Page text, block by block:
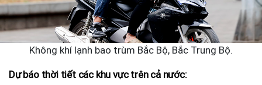
Không khí lạnh bao trùm Bắc Bộ, Bắc Trung Bộ.
Dự báo thời tiết các khu vực trên cả nước: